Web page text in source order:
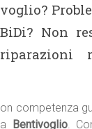
Non
competenza
Bentivoglio.